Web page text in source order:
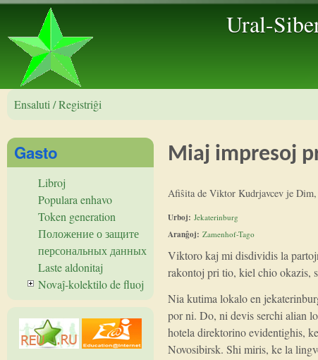
Ural-
Ensaluti / Registriĝi
Miaj impresoj
Afiŝita deViktor Kudrjavcev jeDim,
Urboj:Jekaterinburg
Aranĝoj:Zamenhof-Tago
Viktoro kaj mi disdividis la
rakontoj pri tio, kiel chio okazis,
Nia kutima lokalo en
por ni. Do, ni devis serchi alian
hotela direktorino evidentighis,
Novosibirsk. Shi miris, ke la
Gasto
Libroj
Populara enhavo
Token generation
Положение о защите
персональных данных
Laste aldonitaj
Novaĵ-kolektilo de fluoj